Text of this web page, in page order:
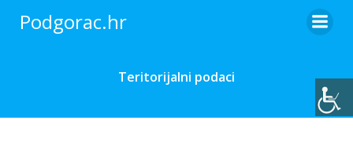
Podgorac.hr
Teritorijalni podaci